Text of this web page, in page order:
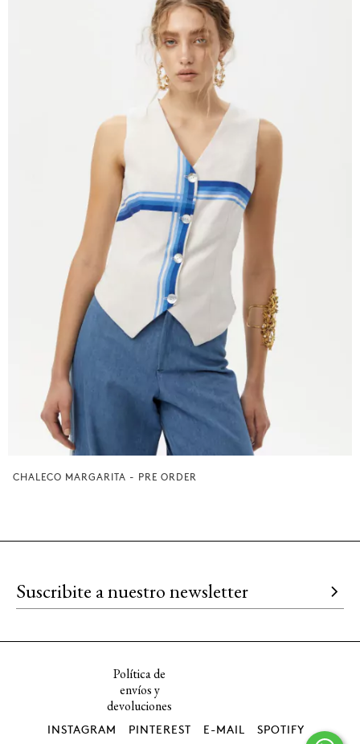
CHALECO MARGARITA - PRE ORDER
Política de
envíos y
devoluciones
INSTAGRAM PINTEREST E-MAIL SPOTIFY